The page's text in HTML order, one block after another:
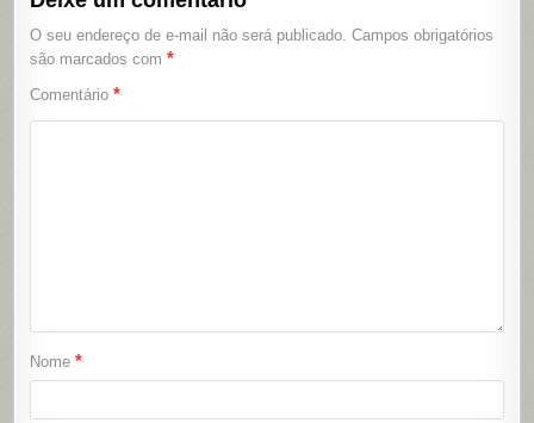
O seu endereço de e-mail não será publicado. Campos obrigatórios
são marcados com*
Comentário*
Nome*